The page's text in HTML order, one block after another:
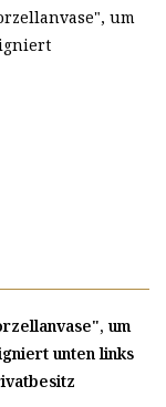
um
um
unten links